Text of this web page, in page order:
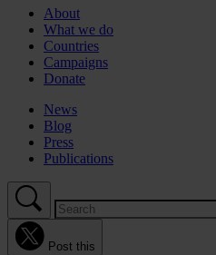
About
What we do
Countries
Campaigns
Donate
News
Blog
Press
Publications
Post this